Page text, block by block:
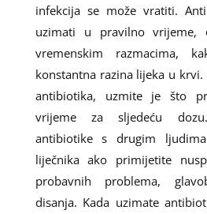
infekcija se može vratiti.
uzimati u pravilno vrijeme,
vremenskim razmacima,
konstantna razina lijeka u
antibiotika, uzmite je što
vrijeme za sljedeću
antibiotike s drugim
liječnika ako primijetite
probavnih problema,
disanja. Kada uzimate